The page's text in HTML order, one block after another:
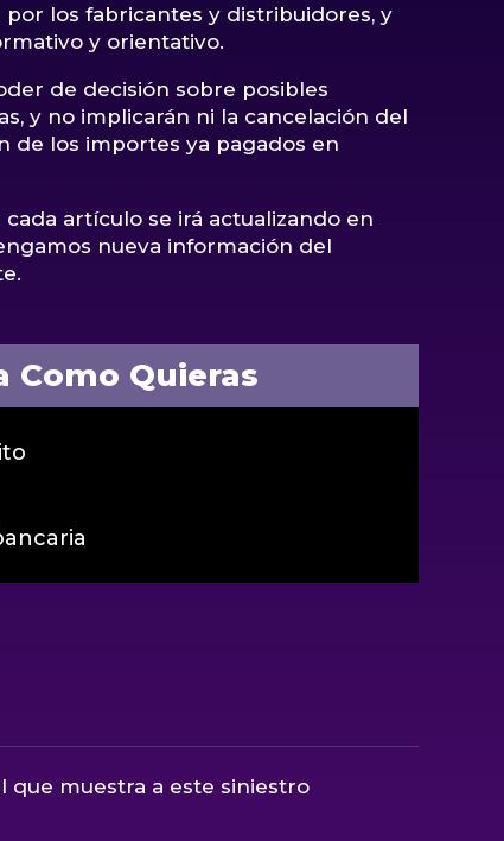
por los fabricantes y distribuidores, y
y orientativo.
de decisión sobre posibles
y no implicarán ni la cancelación del
de los importes ya pagados en
artículo se irá actualizando en
nueva información del
Como Quieras
muestra a este siniestro